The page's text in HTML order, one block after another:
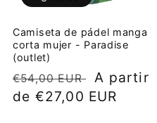
Camiseta de pádel manga
corta mujer - Paradise
(outlet)
Precio
habitual
€54,00 EUR
Precio
de
A partir
de €27,00 EUR